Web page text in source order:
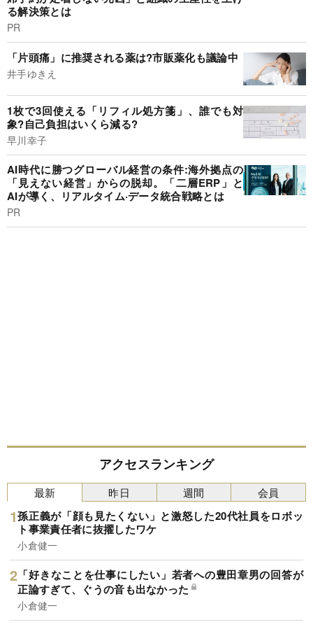
る解決策とは
PR
「片頭痛」に推奨される薬は?市販薬化も議論中
井手ゆきえ
1枚で3回使える「リフィル処方箋」、誰でも対
象?自己負担はいくら減る?
早川幸子
AI時代に勝つグローバル経営の条件:海外拠点の
「見えない経営」からの脱却。「二層ERP」と
AIが導く、リアルタイム·データ統合戦略とは
PR
アクセスランキング
最新
孫正義が「顔も見たくない」と激怒した20代社員をロボッ
ト事業責任者に抜擢したワケ
小倉健一
「好きなことを仕事にしたい」若者への豊田章男の回答が
正論すぎて、ぐうの音も出なかった
小倉健一
昨日 週間 会員